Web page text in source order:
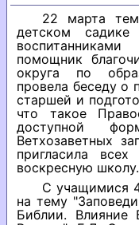
22 марта
детском
помощник
округа по
провела беседу о
старшей и
что такое
доступной
Ветхозаветных
пригласила
воскресную школу.
С учащимися
на тему
Библии. Влияние